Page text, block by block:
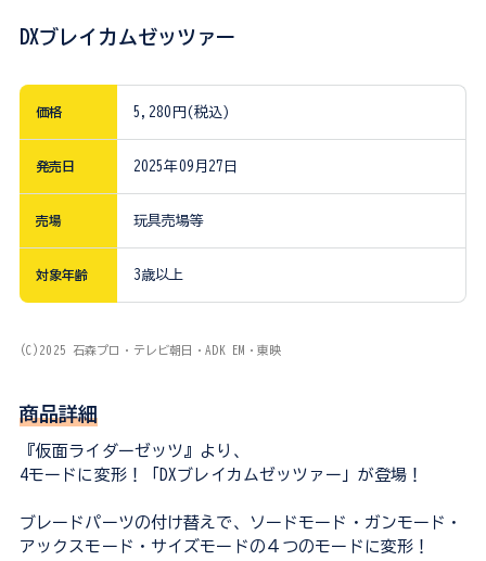
DXブレイカムゼッツァー
価格 5,280円(税込)
発売日 2025年09月27日
売場 玩具売場等
対象年齢 3歳以上
(C)2025 石森プロ・テレビ朝日・ADK EM・東映
商品詳細
『仮面ライダーゼッツ』より、
4モードに変形！「DXブレイカムゼッツァー」が登場！
ブレードパーツの付け替えで、ソードモード・ガンモード・
アックスモード・サイズモードの４つのモードに変形！